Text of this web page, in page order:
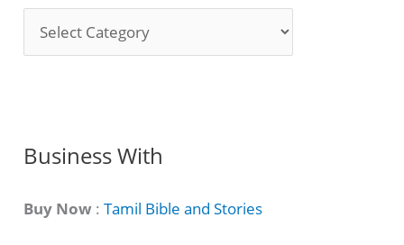
o
C
t
Business With
Buy Now :Tamil Bible and Stories